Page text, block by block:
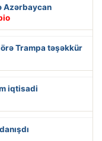
Azərbaycan
Trampa təşəkkür
iqtisadi